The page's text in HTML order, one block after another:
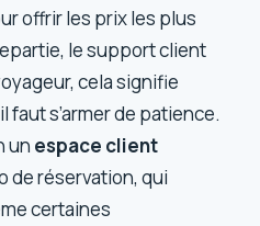
offrir les prix les plus
le support client
cela signifie
faut s’armer de patience.
un espace client
de réservation, qui
certaines